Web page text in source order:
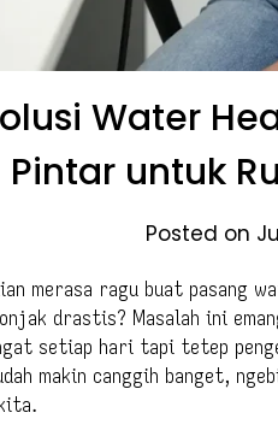
Water
Pintar untuk
Posted on
merasa ragu buat pasang
drastis? Masalah ini
setiap hari tapi tetep
makin canggih banget,